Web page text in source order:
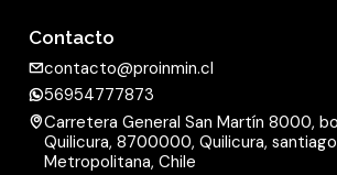
Contacto
contacto@proinmin.cl
56954777873
Carretera General San Martín 8000,
Quilicura, 8700000, Quilicura,
Metropolitana, Chile